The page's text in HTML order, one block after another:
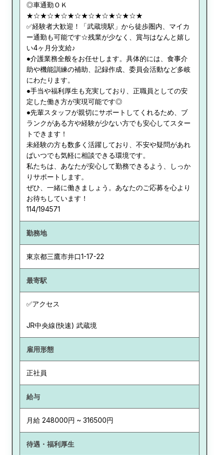
◎車通勤ＯＫ
★☆★☆★☆★☆★☆★☆★☆★☆★
✅経験者大歓迎！「武蔵境駅」から徒歩圏内、マイカ
ー通勤も可能です☆残業が少なく、賞与はなんと嬉し
い4ヶ月分支給♪
●介護業務全般をお任せします。具体的には、食事介
助や機能訓練の補助、記録作成、委員会活動など多岐
にわたります。
●手当や福利厚生も充実しており、正職員としての安
定した働き方が実現可能です◎
●先輩スタッフが親切にサポートしてくれるため、ブ
ランクがある方や経験が少ない方でも安心してスター
トできます！
未経験の方も数多く活躍しており、不安や疑問があれ
ばいつでも気軽に相談できる環境です。
私たちは、あなたが安心して勤務できるよう、しっか
りサポートします。
ぜひ、一緒に働きましょう。あなたのご応募を心より
お待ちしています！
114/194571
勤務地
東京都三鷹市井口1-17-22
最寄駅
✅アクセス
JR中央線(快速) 武蔵境
雇用形態
正社員
給与
月給 248000円 ~ 316500円
待遇・福利厚生